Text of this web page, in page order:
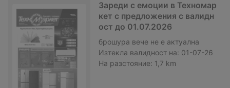
Зареди с емоции в Техномар
кет с предложения с валидн
ост до 01.07.2026
брошура вече не е актуална
Изтекла валидност на: 01-07-26
На разстояние: 1,7 km